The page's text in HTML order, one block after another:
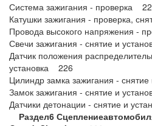
Система зажигания - проверка
Катушки зажигания - проверка,
Провода высокого напряжения -
Свечи зажигания - снятие и
Датчик положения
установка 226
Цилиндр замка зажигания -
Замок зажигания - снятие и
Датчики детонации - снятие и
Раздел6 Сцепление